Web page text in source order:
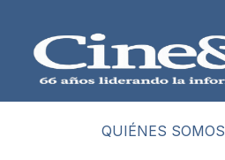
QUIÉNES SOMOS